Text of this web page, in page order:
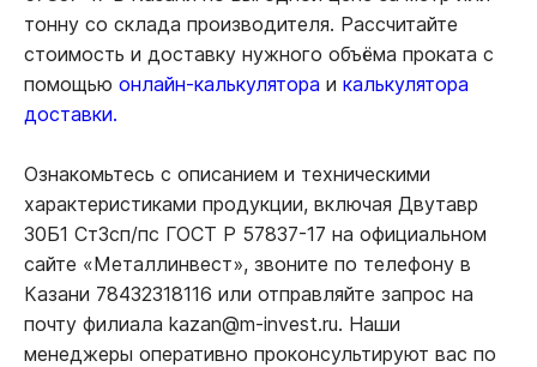
тонну со склада производителя. Рассчитайте
стоимость и доставку нужного объёма проката с
помощью онлайн-калькулятора и калькулятора
доставки.
Ознакомьтесь с описанием и техническими
характеристиками продукции, включая Двутавр
30Б1 Ст3сп/пс ГОСТ Р 57837-17 на официальном
сайте «Металлинвест», звоните по телефону в
Казани 78432318116 или отправляйте запрос на
почту филиала kazan@m-invest.ru. Наши
менеджеры оперативно проконсультируют вас по